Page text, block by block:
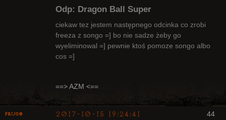
Odp: Dragon Ball Super
ciekaw tez jestem następnego odcinka co zrobi
freeza z songo =] bo nie sadze żeby go
wyeliminowal =] pewnie ktoś pomoze songo albo
cos =]
==> AZM <==
44
Frugo 2017-10-15 19:24:41